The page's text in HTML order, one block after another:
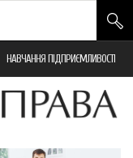
НАВЧАННЯ ПІДПРИЄМЛИВОСТІ